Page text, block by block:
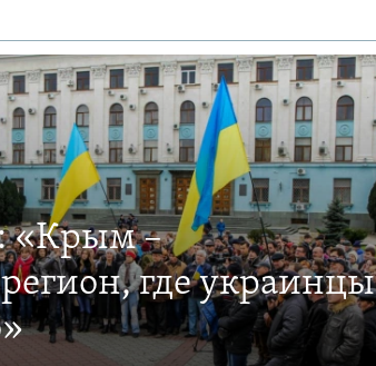
«Крым –
где украинцы